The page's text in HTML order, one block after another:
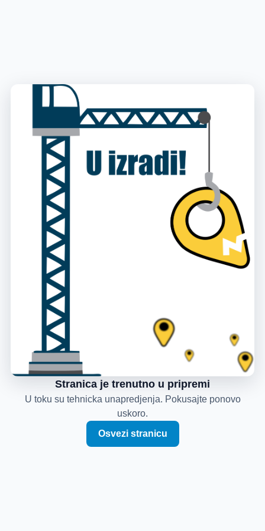
Stranica je trenutno u pripremi
U toku su tehnicka unapredjenja. Pokusajte ponovo
uskoro.
Osvezi stranicu